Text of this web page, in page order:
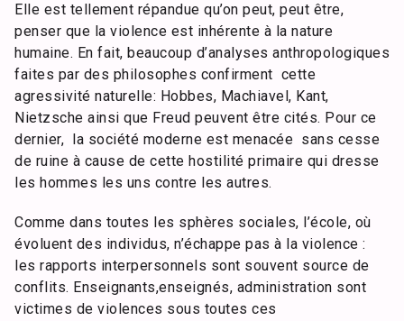
Elle est tellement répandue qu’on peut, peut être,
penser que la violence est inhérente à la nature
humaine. En fait, beaucoup d’analyses anthropologiques
faites par des philosophes confirment cette
agressivité naturelle: Hobbes, Machiavel, Kant,
Nietzsche ainsi que Freud peuvent être cités. Pour ce
dernier, la société moderne est menacée sans cesse
de ruine à cause de cette hostilité primaire qui dresse
les hommes les uns contre les autres.
Comme dans toutes les sphères sociales, l’école, où
évoluent des individus, n’échappe pas à la violence :
les rapports interpersonnels sont souvent source de
conflits. Enseignants,enseignés, administration sont
victimes de violences sous toutes ces